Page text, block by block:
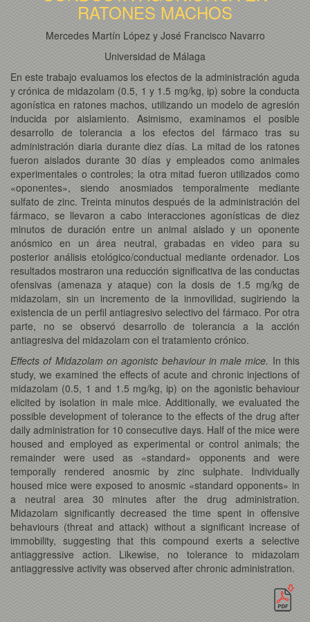
RATONES MACHOS
Mercedes Martín López y José Francisco Navarro
Universidad de Málaga
En este trabajo evaluamos los efectos de la administración aguda
y crónica de midazolam (0.5, 1 y 1.5 mg/kg, ip) sobre la conducta
agonística en ratones machos, utilizando un modelo de agresión
inducida por aislamiento. Asimismo, examinamos el posible
desarrollo de tolerancia a los efectos del fármaco tras su
administración diaria durante diez días. La mitad de los ratones
fueron aislados durante 30 días y empleados como animales
experimentales o controles; la otra mitad fueron utilizados como
«oponentes», siendo anosmiados temporalmente mediante
sulfato de zinc. Treinta minutos después de la administración del
fármaco, se llevaron a cabo interacciones agonísticas de diez
minutos de duración entre un animal aislado y un oponente
anósmico en un área neutral, grabadas en video para su
posterior análisis etológico/conductual mediante ordenador. Los
resultados mostraron una reducción significativa de las conductas
ofensivas (amenaza y ataque) con la dosis de 1.5 mg/kg de
midazolam, sin un incremento de la inmovilidad, sugiriendo la
existencia de un perfil antiagresivo selectivo del fármaco. Por otra
parte, no se observó desarrollo de tolerancia a la acción
antiagresiva del midazolam con el tratamiento crónico.
Effects of Midazolam on agonistc behaviour in male mice. In this
study, we examined the effects of acute and chronic injections of
midazolam (0.5, 1 and 1.5 mg/kg, ip) on the agonistic behaviour
elicited by isolation in male mice. Additionally, we evaluated the
possible development of tolerance to the effects of the drug after
daily administration for 10 consecutive days. Half of the mice were
housed and employed as experimental or control animals; the
remainder were used as «standard» opponents and were
temporally rendered anosmic by zinc sulphate. Individually
housed mice were exposed to anosmic «standard opponents» in
a neutral area 30 minutes after the drug administration.
Midazolam significantly decreased the time spent in offensive
behaviours (threat and attack) without a significant increase of
immobility, suggesting that this compound exerts a selective
antiaggressive action. Likewise, no tolerance to midazolam
antiaggressive activity was observed after chronic administration.